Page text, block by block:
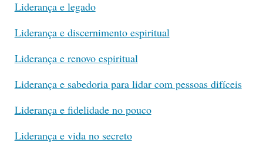
Liderança e legado
Liderança e discernimento espiritual
Liderança e renovo espiritual
Liderança e sabedoria para lidar com pessoas difíceis
Liderança e fidelidade no pouco
Liderança e vida no secreto